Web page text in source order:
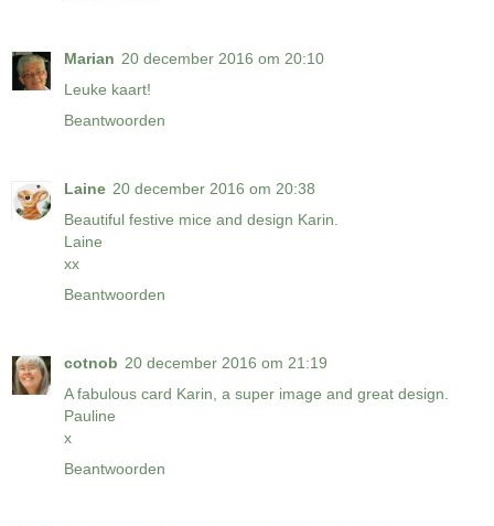
Marian 20 december 2016 om 20:10
Leuke kaart!
Beantwoorden
Laine 20 december 2016 om 20:38
Beautiful festive mice and design Karin.
Laine
xx
Beantwoorden
cotnob 20 december 2016 om 21:19
A fabulous card Karin, a super image and great design.
Pauline
x
Beantwoorden